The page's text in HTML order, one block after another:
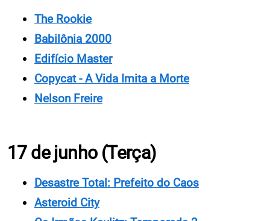
The Rookie
Babilônia 2000
Edifício Master
Copycat - A Vida Imita a Morte
Nelson Freire
17 de junho (Terça)
Desastre Total: Prefeito do Caos
Asteroid City